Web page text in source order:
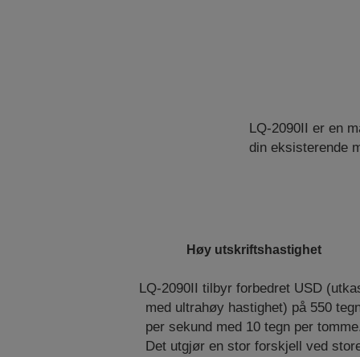
LQ-2090II er en
din eksisterende
Høy utskriftshastighet
LQ-2090II tilbyr forbedret USD
med ultrahøy hastighet) på 550
per sekund med 10 tegn per
Det utgjør en stor forskjell ved